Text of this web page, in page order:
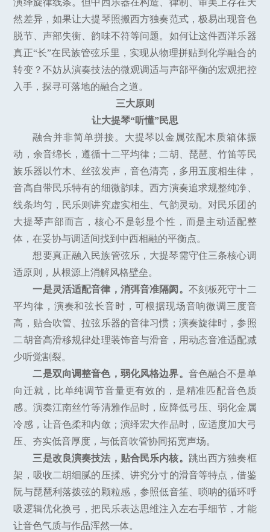
演绎旋律线条。但中西乐器在构造、律制、审美上存在天
然差异，如果让大提琴照搬西方独奏范式，极易出现音色
脱节、声部失衡、韵味不符等问题。如何让这件西洋乐器
真正“长”在民族管弦乐里，实现从物理拼贴到化学融合的
转变？不妨从演奏技法的微观调适与声部平衡的宏观把控
入手，探寻可落地的融合之道。
三大原则
让大提琴“听懂”民思
融合并非简单拼接。大提琴以金属弦配木质箱体振
动，余音绵长，遵循十二平均律；二胡、琵琶、竹笛等民
族乐器以竹木、丝弦发声，音色清亮，多用五度相生律，
音高自带民乐特有的细微韵味。西方演奏追求规整纯净、
线条均匀，民乐则讲究虚实相生、气韵灵动。对民乐团的
大提琴声部而言，核心不是彰显个性，而是主动适配整
体，在妥协与调适间找到中西相融的平衡点。
想要真正融入民族管弦乐，大提琴需守住三条核心调
适原则，从根源上消解风格壁垒。
一是灵活适配音律，消弭音准隔阂。 不刻板死守十二
平均律，演奏和弦长音时，可根据现场音响微调三度音
高，贴合吹管、拉弦乐器的音律习惯；演奏旋律时，参照
二胡音高滑移规律处理装饰音与滑音，用动态音准适配减
少听觉割裂。
二是双向调整音色，弱化风格边界。 音色融合不是单
向迁就，比单纯调节音量更有效的，是精准匹配音色质
感。演奏江南丝竹等清雅作品时，应降低弓压、弱化金属
冷感，让音色柔和内敛；演绎宏大作品时，应适度加大弓
压、夯实低音厚度，与低音吹管协同拓宽声场。
三是改良演奏技法，贴合民乐内核。 跳出西方独奏框
架，吸收二胡细腻的压揉、讲究分寸的滑音等特点，借鉴
阮与琵琶利落拨弦的颗粒感，参照低音笙、唢呐的循环呼
吸逻辑优化换弓，把民乐表达思维注入左右手细节，才能
让音色气质与作品浑然一体。